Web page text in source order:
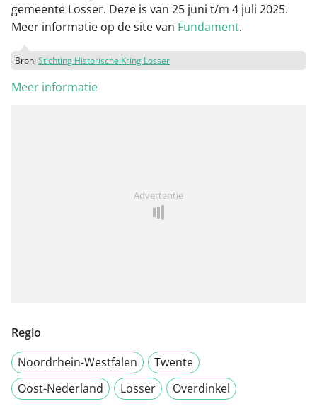
gemeente Losser. Deze is van 25 juni t/m 4 juli 2025.
Meer informatie op de site van Fundament.
Bron:Stichting Historische Kring Losser
Meer informatie
Advertentie
Regio
Noordrhein-Westfalen
Twente
Oost-Nederland
Losser Overdinkel